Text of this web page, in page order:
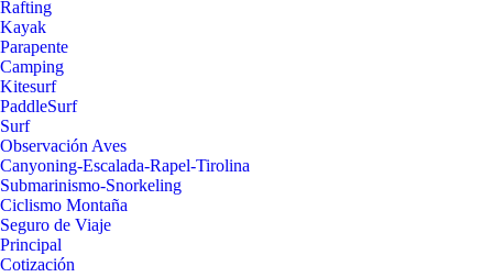
Rafting
Kayak
Parapente
Camping
Kitesurf
PaddleSurf
Surf
Observación Aves
Canyoning-Escalada-Rapel-Tirolina
Submarinismo-Snorkeling
Ciclismo Montaña
Seguro de Viaje
Principal
Cotización